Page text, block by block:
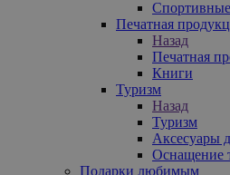
Печатная
Назад
Печатная
Книги
Туризм
Назад
Туризм
Аксесуары
Оснащение
Подарки любимым